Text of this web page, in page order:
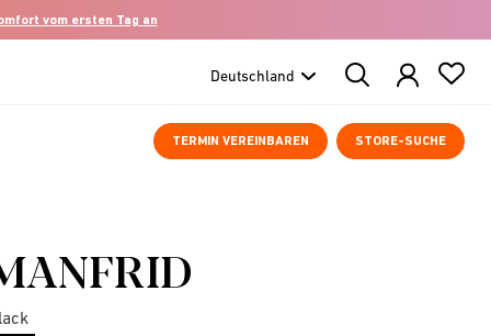
vom ersten Tag an
Search
Products
TERMIN VEREINBAREN STORE-SUCHE